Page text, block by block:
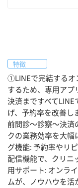
特徴
①LINEで完結するオ
するため、専用アプ
決済まですべて
げ、予約率を改善
前問診〜診察〜決済
クの業務効率を大
グ機能: 予約率やリ
配信機能で、クリ
用サポート: オンラ
ムが、ノウハウを活